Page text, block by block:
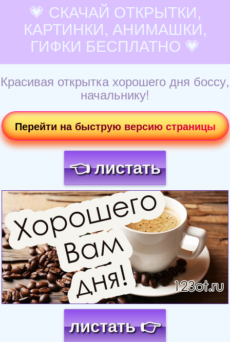
💗 СКАЧАЙ ОТКРЫТКИ,
КАРТИНКИ, АНИМАШКИ,
ГИФКИ БЕСПЛАТНО 💗
Красивая открытка хорошего дня боссу,
начальнику!
Перейти на быструю версию страницы
👈 листать
Загрузка картинки...
листать 👉